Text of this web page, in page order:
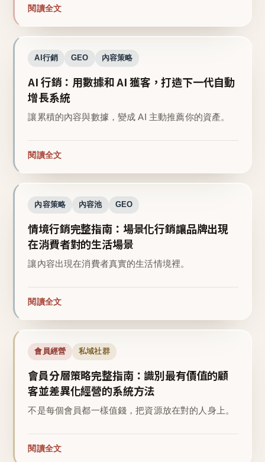
閱讀全文
AI行銷 GEO 內容策略
AI 行銷：用數據和 AI 獲客，打造下一代自動
增長系統
讓累積的內容與數據，變成 AI 主動推薦你的資產。
閱讀全文
內容策略 內容池 GEO
情境行銷完整指南：場景化行銷讓品牌出現
在消費者對的生活場景
讓內容出現在消費者真實的生活情境裡。
閱讀全文
會員經營 私域社群
會員分層策略完整指南：識別最有價值的顧
客並差異化經營的系統方法
不是每個會員都一樣值錢，把資源放在對的人身上。
閱讀全文